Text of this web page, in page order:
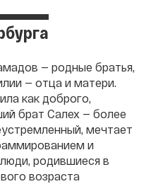
— родные братья,
— отца и матери.
как доброго,
брат Салех — более
мечтает
и
родившиеся в
возраста